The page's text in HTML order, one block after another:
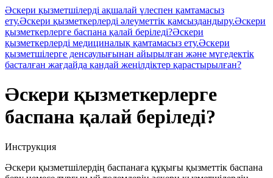
Әскери қызметшілерді ақшалай үлеспен қамтамасыз
ету.Әскери қызметкерлерді әлеуметтік қамсыздандыру.Әскери
қызметкерлерге баспана қалай беріледі?Әскери
қызметкерлерді медициналық қамтамасыз ету.Әскери
қызметшілерге денсаулығынан айырылған және мүгедектік
басталған жағдайда қандай жеңілдіктер қарастырылған?
Әскери қызметкерлерге
баспана қалай беріледі?
Инструкция
Әскери қызметшілердің баспанаға құқығы қызметтік баспана